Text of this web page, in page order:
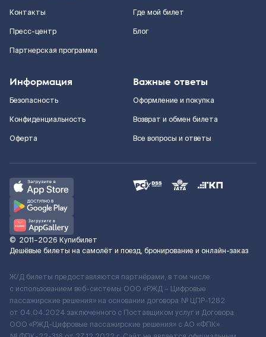
Контакты
Пресс-центр
Партнерская программа
Где мой билет
Блог
Информация
Безопасность
Конфиденциальность
Оферта
Важные ответы
Оформление и покупка
Возврат и обмен билета
Все вопросы и ответы
© 2011–2026 Купибилет
Дешёвые билеты на самолёт и поезд, бронирование и онлайн-заказ
Ж/Д билеты предоставляются партнёрами, в том числе
с использованием веб-системы ООО «РЖД – Цифровые
пассажирские решения» на основании договора № ЦПР-1282
от 04.04.2024 заключенного с Поставщиком услуг и Договора
ООО «РЖД-Цифровые пассажирские решения» c АО «ФПК»